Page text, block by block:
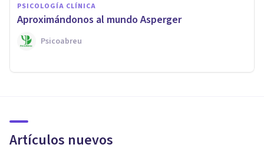
PSICOLOGÍA CLÍNICA
Aproximándonos al mundo Asperger
Psicoabreu
Artículos nuevos